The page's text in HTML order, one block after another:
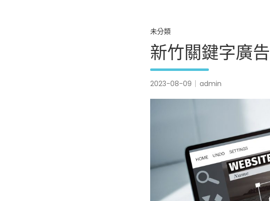
未分類
新竹關鍵字廣
2023-08-09 admin